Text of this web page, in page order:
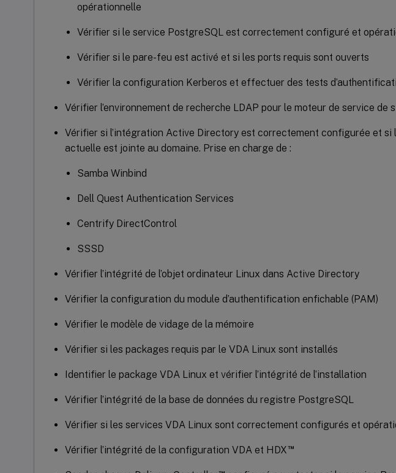
opérationnelle
Vérifier si le service PostgreSQL est correctement configuré et
Vérifier si le pare-feu est activé et si les ports requis sont ouverts
Vérifier la configuration Kerberos et effectuer des tests
Vérifier l’environnement de recherche LDAP pour le moteur de service de
Vérifier si l’intégration Active Directory est correctement configurée et si
actuelle est jointe au domaine. Prise en charge de :
Samba Winbind
Dell Quest Authentication Services
Centrify DirectControl
SSSD
Vérifier l’intégrité de l’objet ordinateur Linux dans Active Directory
Vérifier la configuration du module d’authentification enfichable (PAM)
Vérifier le modèle de vidage de la mémoire
Vérifier si les packages requis par le VDA Linux sont installés
Identifier le package VDA Linux et vérifier l’intégrité de l’installation
Vérifier l’intégrité de la base de données du registre PostgreSQL
Vérifier si les services VDA Linux sont correctement configurés et
Vérifier l’intégrité de la configuration VDA et HDX™